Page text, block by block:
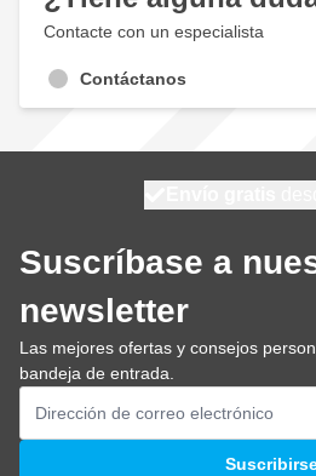
Contacte con un especialista
Contáctanos
Suscríbase a
newsletter
Las mejores ofertas y consejos
bandeja de entrada.
Dirección de email